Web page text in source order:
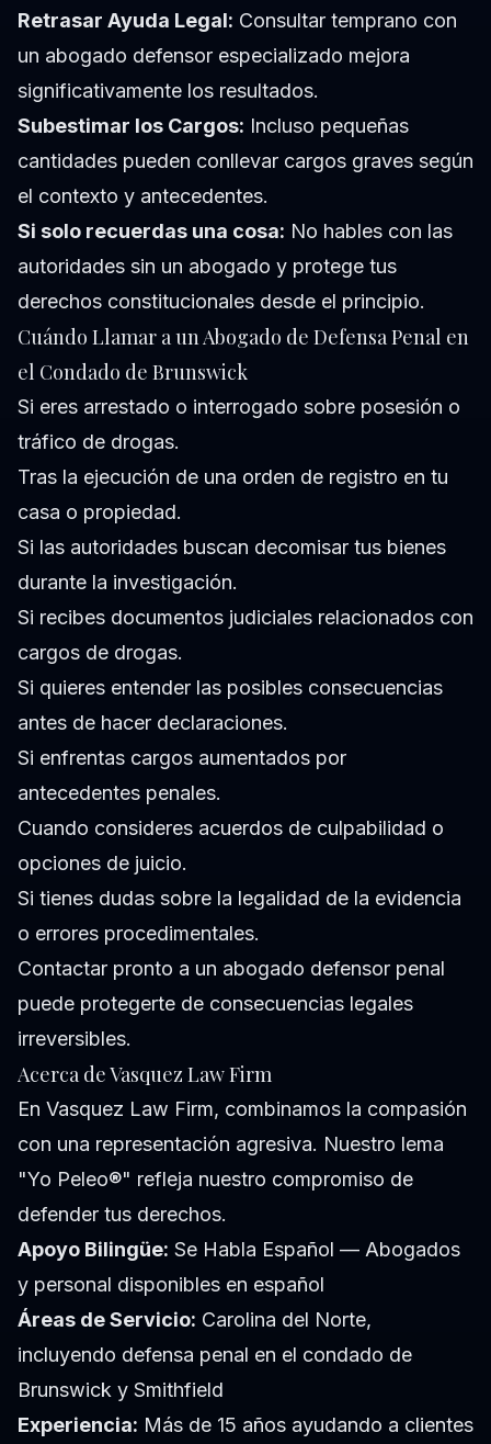
Retrasar Ayuda Legal: Consultar temprano con
un abogado defensor especializado mejora
significativamente los resultados.
Subestimar los Cargos: Incluso pequeñas
cantidades pueden conllevar cargos graves según
el contexto y antecedentes.
Si solo recuerdas una cosa: No hables con las
autoridades sin un abogado y protege tus
derechos constitucionales desde el principio.
Cuándo Llamar a un Abogado de Defensa Penal en
el Condado de Brunswick
Si eres arrestado o interrogado sobre posesión o
tráfico de drogas.
Tras la ejecución de una orden de registro en tu
casa o propiedad.
Si las autoridades buscan decomisar tus bienes
durante la investigación.
Si recibes documentos judiciales relacionados con
cargos de drogas.
Si quieres entender las posibles consecuencias
antes de hacer declaraciones.
Si enfrentas cargos aumentados por
antecedentes penales.
Cuando consideres acuerdos de culpabilidad o
opciones de juicio.
Si tienes dudas sobre la legalidad de la evidencia
o errores procedimentales.
Contactar pronto a un abogado defensor penal
puede protegerte de consecuencias legales
irreversibles.
Acerca de Vasquez Law Firm
En Vasquez Law Firm, combinamos la compasión
con una representación agresiva. Nuestro lema
"Yo Peleo®" refleja nuestro compromiso de
defender tus derechos.
Apoyo Bilingüe: Se Habla Español — Abogados
y personal disponibles en español
Áreas de Servicio: Carolina del Norte,
incluyendo defensa penal en el condado de
Brunswick y Smithfield
Experiencia: Más de 15 años ayudando a clientes